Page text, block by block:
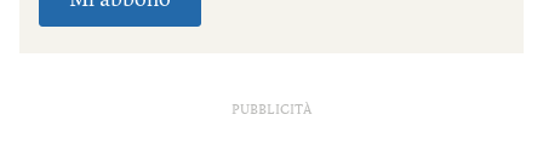
PUBBLICITÀ